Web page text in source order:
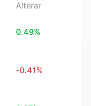
Alterar
0.49%
-0.41%